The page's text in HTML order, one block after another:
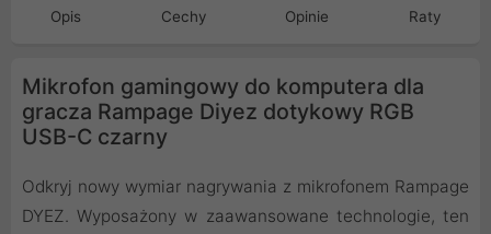
Opis Cechy Opinie Raty
Mikrofon gamingowy do komputera dla
gracza Rampage Diyez dotykowy RGB
USB-C czarny
Odkryj nowy wymiar nagrywania z mikrofonem Rampage
DYEZ. Wyposażony w zaawansowane technologie, ten